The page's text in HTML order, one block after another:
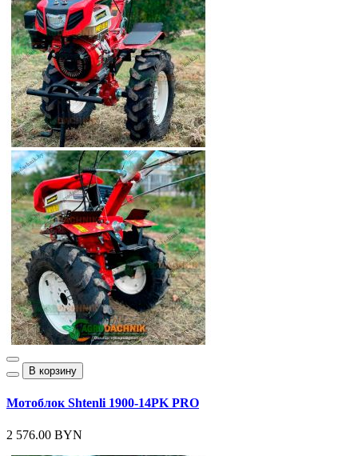
В корзину
Мотоблок Shtenli 1900-14PK PRO
2 576.00 BYN